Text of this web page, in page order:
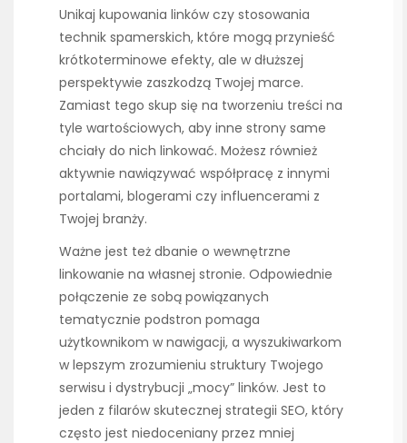
Unikaj kupowania linków czy stosowania
technik spamerskich, które mogą przynieść
krótkoterminowe efekty, ale w dłuższej
perspektywie zaszkodzą Twojej marce.
Zamiast tego skup się na tworzeniu treści na
tyle wartościowych, aby inne strony same
chciały do nich linkować. Możesz również
aktywnie nawiązywać współpracę z innymi
portalami, blogerami czy influencerami z
Twojej branży.
Ważne jest też dbanie o wewnętrzne
linkowanie na własnej stronie. Odpowiednie
połączenie ze sobą powiązanych
tematycznie podstron pomaga
użytkownikom w nawigacji, a wyszukiwarkom
w lepszym zrozumieniu struktury Twojego
serwisu i dystrybucji „mocy” linków. Jest to
jeden z filarów skutecznej strategii SEO, który
często jest niedoceniany przez mniej